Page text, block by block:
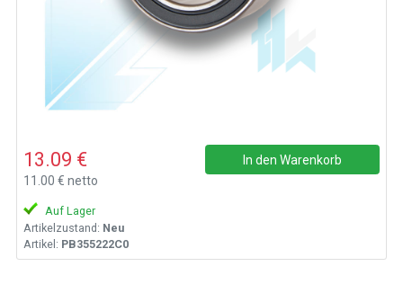
13.09 €
11.00 € netto
In den Warenkorb
Auf Lager
Artikelzustand: Neu
Artikel: PB355222C0